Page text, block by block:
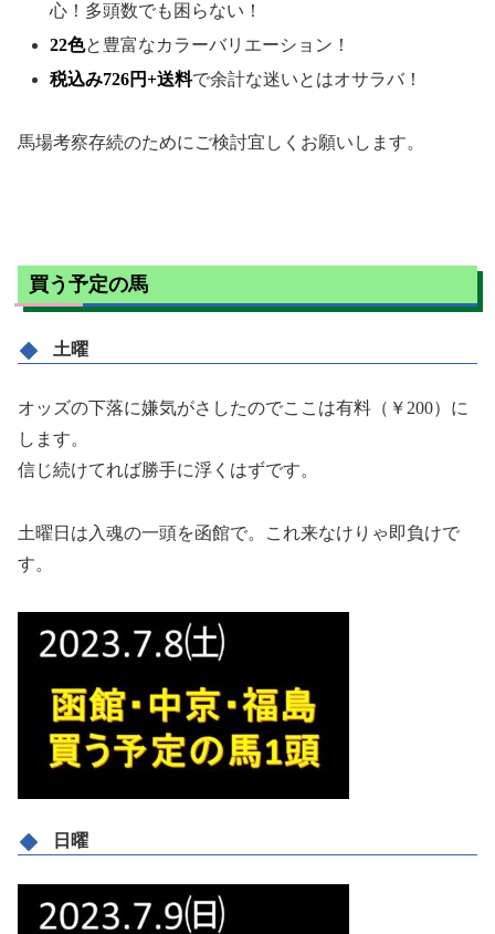
心！多頭数でも困らない！
22色と豊富なカラーバリエーション！
税込み726円+送料で余計な迷いとはオサラバ！
馬場考察存続のためにご検討宜しくお願いします。
買う予定の馬
土曜
オッズの下落に嫌気がさしたのでここは有料（￥200）に
します。
信じ続けてれば勝手に浮くはずです。
土曜日は入魂の一頭を函館で。これ来なけりゃ即負けで
す。
日曜